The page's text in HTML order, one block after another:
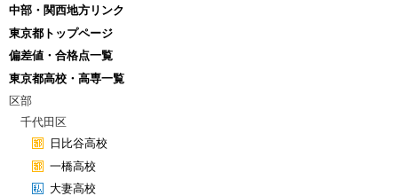
中部・関西地方リンク
東京都トップページ
偏差値・合格点一覧
東京都高校・高専一覧
区部
千代田区
日比谷高校
一橋高校
大妻高校